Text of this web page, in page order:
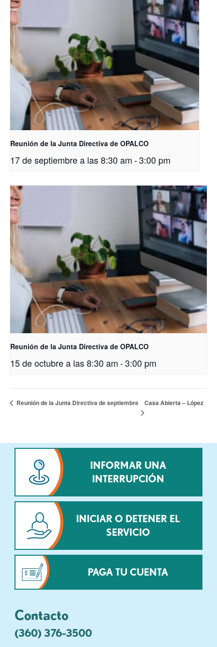
Reunión de la Junta Directiva de OPALCO
17 de septiembre a las 8:30 am-3:00 pm
Reunión de la Junta Directiva de OPALCO
15 de octubre a las 8:30 am-3:00 pm
Reunión de la Junta Directiva de septiembre Casa Abierta – López
INFORMAR UNA
INTERRUPCIÓN
INICIAR O DETENER EL
SERVICIO
PAGA TU CUENTA
Contacto
(360) 376-3500